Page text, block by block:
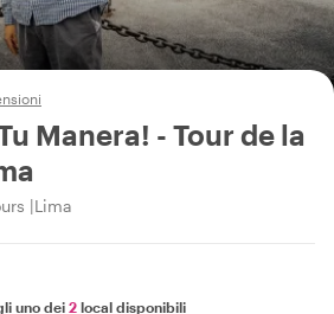
Manera! - Tour de la
Lima
uno dei 2 local disponibili